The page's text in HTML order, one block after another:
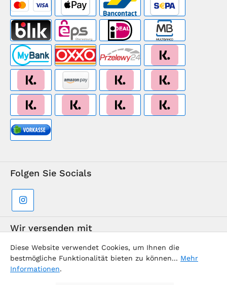
Folgen Sie Socials
Wir versenden mit
Diese Website verwendet Cookies, um Ihnen die
bestmögliche Funktionalität bieten zu können... Mehr
Informationen.